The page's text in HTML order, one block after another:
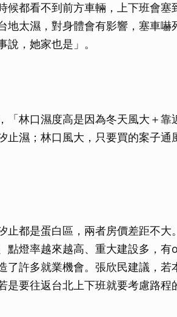
候都看不到前方車輛，上下班會塞
地太濕，對身體會有影響，塞車嚇
，她家也是」。
「林口濕度高是因為冬天風大＋靠
止濕；林口風大，只要買的案子通
止都是蛋白區，兩者房價差距不大
點燈率越來越高、重大建設多，有
了許多就業機會。張欣民建議，若
是要往返台北上下班就要考慮路程